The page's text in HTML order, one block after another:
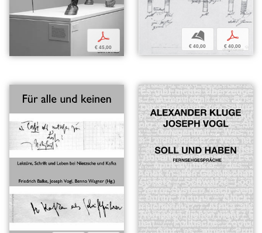
p
€ 45,00
b
€ 40,00
p
€ 40,00